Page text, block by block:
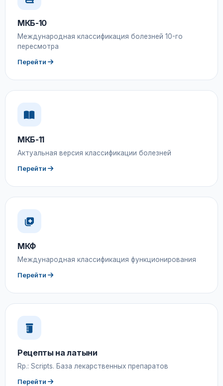
МКБ-10
Международная классификация болезней 10-го
пересмотра
Перейти
МКБ-11
Актуальная версия классификации болезней
Перейти
МКФ
Международная классификация функционирования
Перейти
Рецепты на латыни
Rp.: Scripts. База лекарственных препаратов
Перейти